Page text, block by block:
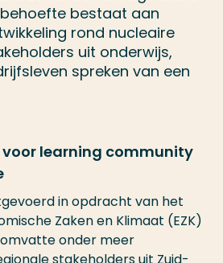
bestaat aan
rond nucleaire
uit onderwijs,
spreken van een
learning community
in opdracht van het
Zaken en Klimaat (EZK)
onder meer